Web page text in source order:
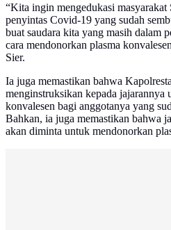
“Kita ingin mengedukasi masyarakat
penyintas Covid-19 yang sudah
buat saudara kita yang masih dalam
cara mendonorkan plasma
Sier.
Ia juga memastikan bahwa
menginstruksikan kepada jajarannya
konvalesen bagi anggotanya yang
Bahkan, ia juga memastikan bahwa
akan diminta untuk mendonorkan